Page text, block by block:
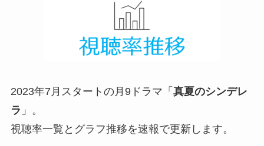
2023年7月スタートの月9ドラマ「 真夏のシンデレ
ラ 」。
視聴率一覧とグラフ推移を速報で更新します。